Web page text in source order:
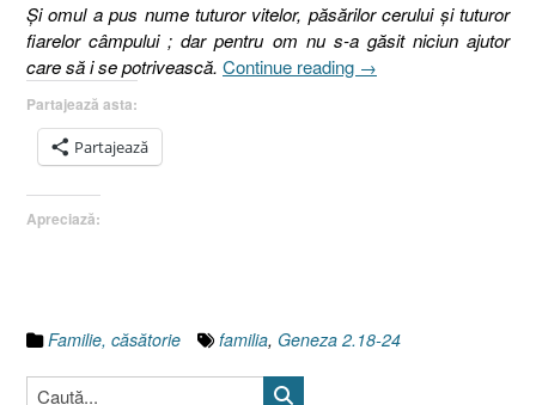
Şi omul a pus nume tuturor vitelor, păsărilor cerului şi tuturor
fiarelor câmpului ; dar pentru om nu s-a găsit niciun ajutor
care să i se potrivească. Continue reading „Întemeierea
→
Partajează asta:
Partajează
Apreciază:
Familie, căsătorie familia, Geneza 2.18-24